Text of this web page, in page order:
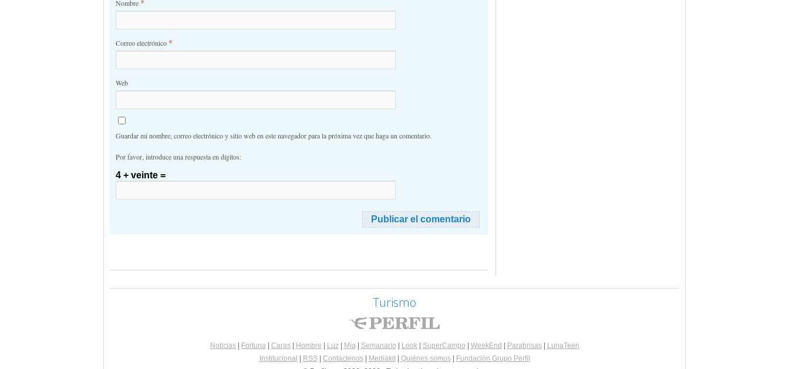
Nombre *
Correo electrónico *
Web
Guardar mi nombre, correo electrónico y sitio web en este navegador para la próxima vez que haga un comentario.
Por favor, introduce una respuesta en dígitos:
4 + veinte =
Turismo
Noticias| Fortuna| Caras| Hombre Luz| Mía| Semanario Look| SuperCampo WeekEnd Parabrisas|
LunaTeen
Institucional
RSS| Contáctenos| Mediakit| Quiénes somos|
Fundación Grupo Perfil